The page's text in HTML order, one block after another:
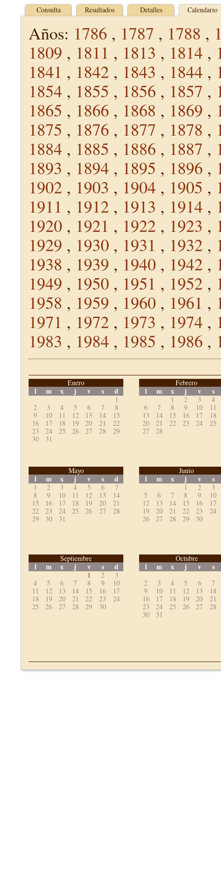
Consulta Resultados Detalles Calendario
Años: 1786 , 1787 , 1788 ,
1809 , 1811 , 1813 , 1814 ,
1841 , 1842 , 1843 , 1844 ,
1854 , 1855 , 1856 , 1857 ,
1865 , 1866 , 1868 , 1869 ,
1875 , 1876 , 1877 , 1878 ,
1884 , 1885 , 1886 , 1887 ,
1893 , 1894 , 1895 , 1896 ,
1902 , 1903 , 1904 , 1905 ,
1911 , 1912 , 1913 , 1914 ,
1920 , 1921 , 1922 , 1923 ,
1929 , 1930 , 1931 , 1932 ,
1938 , 1939 , 1940 , 1942 ,
1949 , 1950 , 1951 , 1952 ,
1958 , 1959 , 1960 , 1961 ,
1971 , 1972 , 1973 , 1974 ,
1983 , 1984 , 1985 , 1986 ,
Enero
l m x j v s d
1
2
3 4 5 6 7
8
9
10 11 12 13 14
15
16
17 18 19 20 21
22
23
24 25 26 27 28
29
30
31
Febrero
l m x j v s
1 2 3
4
6
7 8 9 10
11
13
14 15 16 17
18
20
21 22 23 24
25
27
28
Mayo
l m x j v s d
1 2 3 4 5 6
7
8
9 10 11 12 13
14
15
16 17 18 19 20
21
22
23 24 25 26 27
28
29
30 31
Junio
l m x j v s
1 2
3
5
6 7 8 9
10
12
13 14 15 16
17
19
20 21 22 23
24
26
27 28 29 30
Septiembre
l m x j v s d
1 2
3
4
5 6 7 8 9
10
11
12 13 14 15 16
17
18
19 20 21 22 23
24
25
26 27 28 29 30
Octubre
l m x j v s
2 3 4 5 6
7
9
10 11 12 13
14
16
17 18 19 20
21
23
24 25 26 27
28
30
31